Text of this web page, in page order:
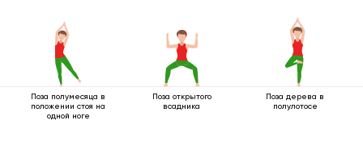
Поза полумесяца в
положении стоя на
одной ноге
Поза открытого
всадника
Поза дерева в
полулотосе